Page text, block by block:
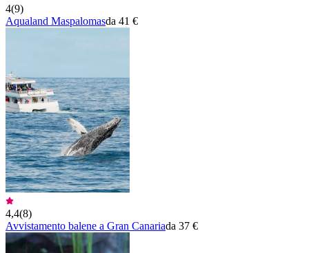
4(9)
Aqualand Maspalomasda 41 €
4,4(8)
Avvistamento balene a Gran Canariada 37 €